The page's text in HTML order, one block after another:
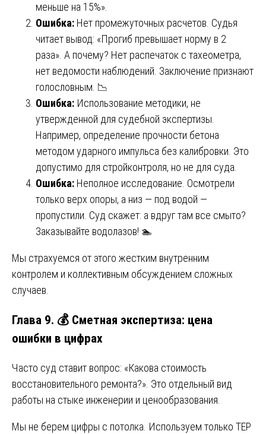
меньше на 15%».
Ошибка: Нет промежуточных расчетов. Судья
читает вывод: «Прогиб превышает норму в 2
раза». А почему? Нет распечаток с тахеометра,
нет ведомости наблюдений. Заключение признают
голословным. 📉
Ошибка: Использование методики, не
утвержденной для судебной экспертизы.
Например, определение прочности бетона
методом ударного импульса без калибровки. Это
допустимо для стройконтроля, но не для суда.
Ошибка: Неполное исследование. Осмотрели
только верх опоры, а низ — под водой —
пропустили. Суд скажет: а вдруг там все смыто?
Заказывайте водолазов! 🏊
Мы страхуемся от этого жестким внутренним
контролем и коллективным обсуждением сложных
случаев.
Глава 9. 💰 Сметная экспертиза: цена
ошибки в цифрах
Часто суд ставит вопрос: «Какова стоимость
восстановительного ремонта?». Это отдельный вид
работы на стыке инженерии и ценообразования.
Мы не берем цифры с потолка. Используем только ТЕР